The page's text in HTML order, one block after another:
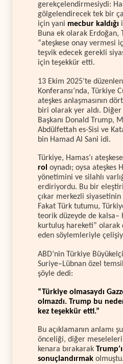
gerekçelendirmesiydi:
gölgelendirecek tek bir
için yani mecbur kaldığı
Buna ek olarak Erdoğan,
“ateşkese onay vermesi
teşvik edecek gerekli
için teşekkür etti.
13 Ekim 2025’te
Konferansı’nda, Türkiye
ateşkes anlaşmasının
biri olarak yer aldı.
Başkanı Donald Trump,
Abdülfettah es-Sisi ve
bin Hamad Al Sani idi.
Türkiye, Hamas’ı
rol oynadı; oysa ateşkes
yönetimini ve silahlı
erdiriyordu. Bu bir
çıkar merkezli
Fakat Türk tutumu,
teorik düzeyde de kalsa–
kurtuluş hareketi” olarak
eden söylemleriyle
ABD’nin Türkiye
Suriye–Lübnan özel
şöyle dedi:
“Türkiye olmasaydı
olmazdı. Trump bu
kez teşekkür etti.”
Bu açıklamanın anlamı
önceliği, diğer
kenara bırakarak
sonuçlandırmak olmuştu.